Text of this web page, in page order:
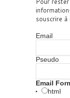
souscrire à
Email
Pseudo
Email
html